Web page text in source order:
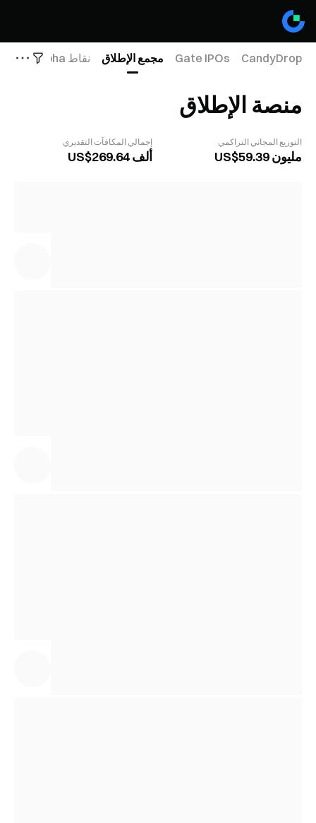
CandyDrop
Gate IPOs مجمع الإطلاق نقاط Alpha نقاط
منصة الإطلاق
التوزيع المجاني التراكمي
US$مليون 59.39
إجمالي المكافآت التقديري
US$ألف 269.64